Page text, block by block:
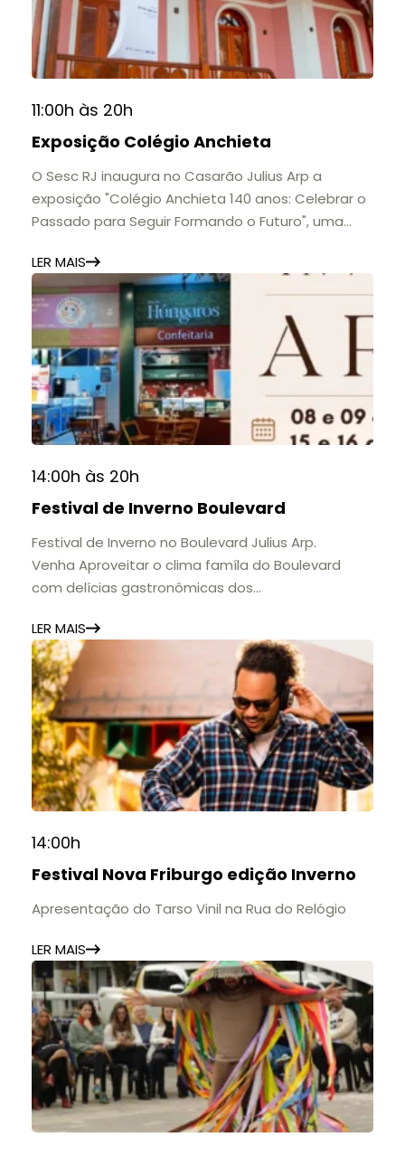
11:00h às 20h
Exposição Colégio Anchieta
O Sesc RJ inaugura no Casarão Julius Arp a
exposição "Colégio Anchieta 140 anos: Celebrar o
Passado para Seguir Formando o Futuro", uma
importantes instituições de ensino de Nova
Friburgo e do Brasil.
A mostra convida o público a conhecer o legado
do Colégio Anchieta por meio de documentos,
histórias e marcos que evidenciam sua
contribuição para a educação, a cultura e a
formação de gerações.
📍 Casarão Julius Arp
📅 Até 30 de setembro
11h às 17h
🎟️ Entrada gratuita.
LER MAIS
14:00h às 20h
Festival de Inverno Boulevard
Festival de Inverno no Boulevard Julius Arp.
Venha Aproveitar o clima famíla do Boulevard
com delícias gastronômicas dos
LER MAIS
14:00h
Festival Nova Friburgo edição Inverno
Apresentação do Tarso Vinil na Rua do Relógio
LER MAIS